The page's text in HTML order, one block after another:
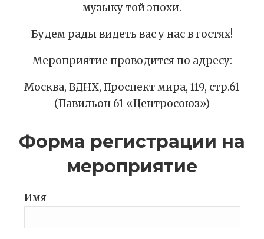
музыку той эпохи.
Будем рады видеть вас у нас в гостях!
Мероприятие проводится по адресу:
Москва, ВДНХ, Проспект мира, 119, стр.61
(Павильон 61 «Центросоюз»)
Форма регистрации на
мероприятие
Имя